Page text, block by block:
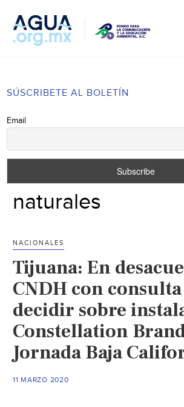
SÚSCRIBETE AL BOLETÍN
Email
naturales
NACIONALES
Tijuana: En
CNDH con
decidir sobre
Constellation
Jornada Baja
11 MARZO 2020